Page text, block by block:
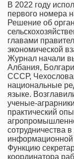
В 2022 году
первого номера
Решение об
главами
экономической
Журнал начали
Албания,
СССР,
национальные
языке.
ученые-
практический
сотрудничества
информационной
Функцию
координатора